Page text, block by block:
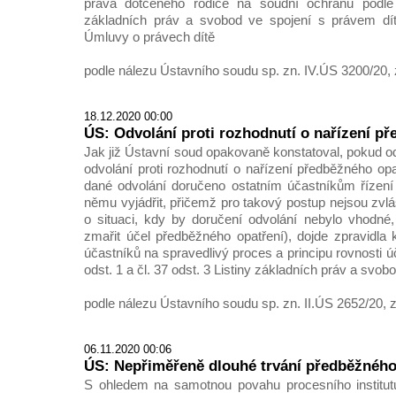
práva dotčeného rodiče na soudní ochranu
základních práv a svobod ve spojení s právem
Úmluvy o právech dítě
podle nálezu Ústavního soudu sp. zn. IV.ÚS 3200/20,
18.12.2020 00:00
ÚS: Odvolání proti rozhodnutí o nařízení
Jak již Ústavní soud opakovaně konstatoval, pokud
odvolání proti rozhodnutí o nařízení předběžného
dané odvolání doručeno ostatním účastníkům
němu vyjádřit, přičemž pro takový postup nejsou
o situaci, kdy by doručení odvolání nebylo
zmařit účel předběžného opatření), dojde zpravidla
účastníků na spravedlivý proces a principu rovnosti
odst. 1 a čl. 37 odst. 3 Listiny základních práv a
podle nálezu Ústavního soudu sp. zn. II.ÚS 2652/20,
06.11.2020 00:06
ÚS: Nepřiměřeně dlouhé trvání
S ohledem na samotnou povahu procesního